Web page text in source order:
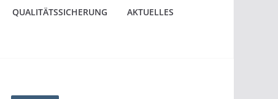
QUALITÄTSSICHERUNG AKTUELLES